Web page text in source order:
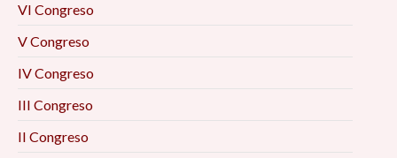
VI Congreso
V Congreso
IV Congreso
III Congreso
II Congreso